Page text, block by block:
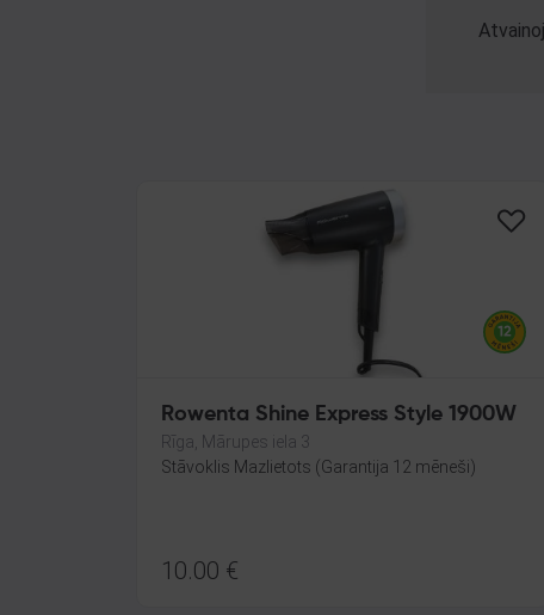
Rowenta Shine Express Style 1900W
Rīga, Mārupes iela 3
Stāvoklis Mazlietots (Garantija 12 mēneši)
10.00 €